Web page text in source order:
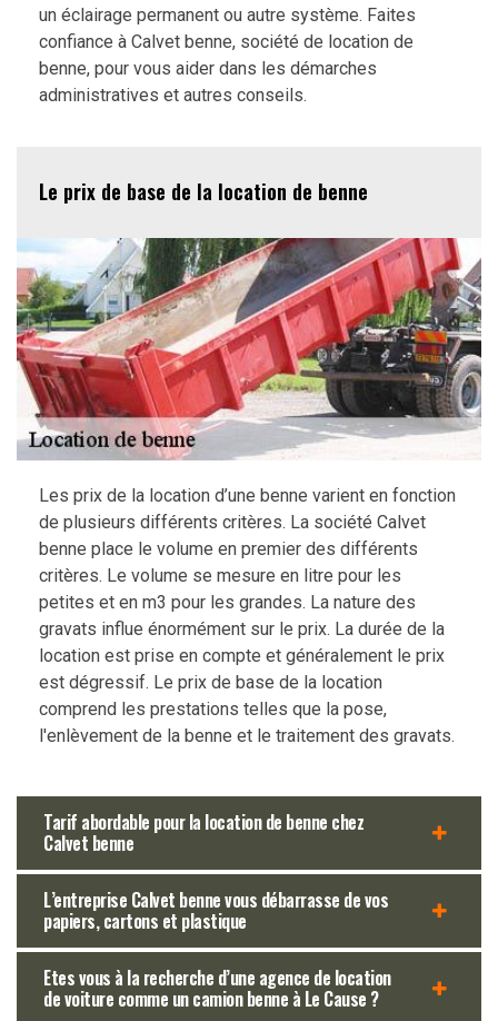
un éclairage permanent ou autre système. Faites
confiance à Calvet benne, société de location de
benne, pour vous aider dans les démarches
administratives et autres conseils.
Le prix de base de la location de benne
Les prix de la location d’une benne varient en fonction
de plusieurs différents critères. La société Calvet
benne place le volume en premier des différents
critères. Le volume se mesure en litre pour les
petites et en m3 pour les grandes. La nature des
gravats influe énormément sur le prix. La durée de la
location est prise en compte et généralement le prix
est dégressif. Le prix de base de la location
comprend les prestations telles que la pose,
l'enlèvement de la benne et le traitement des gravats.
Tarif abordable pour la location de benne chez
Calvet benne
L’entreprise Calvet benne vous débarrasse de vos
papiers, cartons et plastique
Etes vous à la recherche d’une agence de location
de voiture comme un camion benne à Le Cause ?